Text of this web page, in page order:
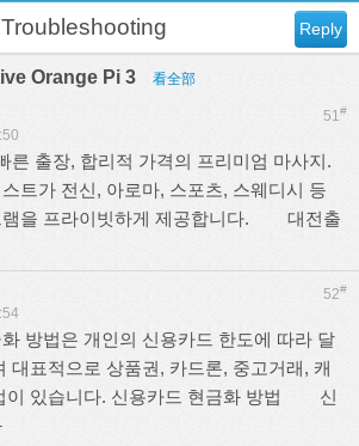
Reply
Troubleshooting
Orange Pi 3 看全部
51#
른 출장, 합리적 가격의 프리미엄 마사지.
트가 전신, 아로마, 스포츠, 스웨디시 등
램을 프라이빗하게 제공합니다. 대전출
52#
방법은 개인의 신용카드 한도에 따라 달
대표적으로 상품권, 카드론, 중고거래, 캐
이 있습니다. 신용카드 현금화 방법 신